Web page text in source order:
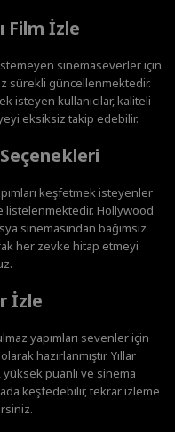
Film İzle
sinemaseverler için
sürekli güncellenmektedir.
isteyen kullanıcılar, kaliteli
eksiksiz takip edebilir.
keşfetmek isteyenler
listelenmektedir. Hollywood
sinemasından bağımsız
her zevke hitap etmeyi
İzle
yapımları sevenler için
hazırlanmıştır. Yıllar
puanlı ve sinema
keşfedebilir, tekrar izleme